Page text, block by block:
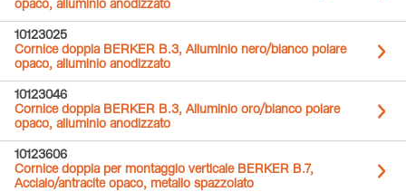
opaco, alluminio anodizzato
10123025
Cornice doppia BERKER B.3, Alluminio nero/bianco polare
opaco, alluminio anodizzato
10123046
Cornice doppia BERKER B.3, Alluminio oro/bianco polare
opaco, alluminio anodizzato
10123606
Cornice doppia per montaggio verticale BERKER B.7,
Acciaio/antracite opaco, metallo spazzolato